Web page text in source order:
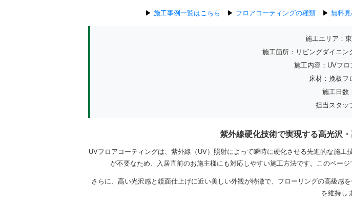
▶ 施工事例一覧はこちら ▶ フロアコーティングの種類▶ 無料
施工エリア：
施工箇所：リビングダイニン
施工内容：UVフ
床材：挽板フ
施工日数
担当スタッ
紫外線硬化技術で実現する高光沢
UVフロアコーティングは、紫外線（UV）照射によって瞬時に硬化させる先進的な施
が不要なため、入居直前のお施主様にも対応しやすい施工方法です。このペー
さらに、高い光沢感と鏡面仕上げに近い美しい外観が特徴で、フローリングの高級感
を維持し